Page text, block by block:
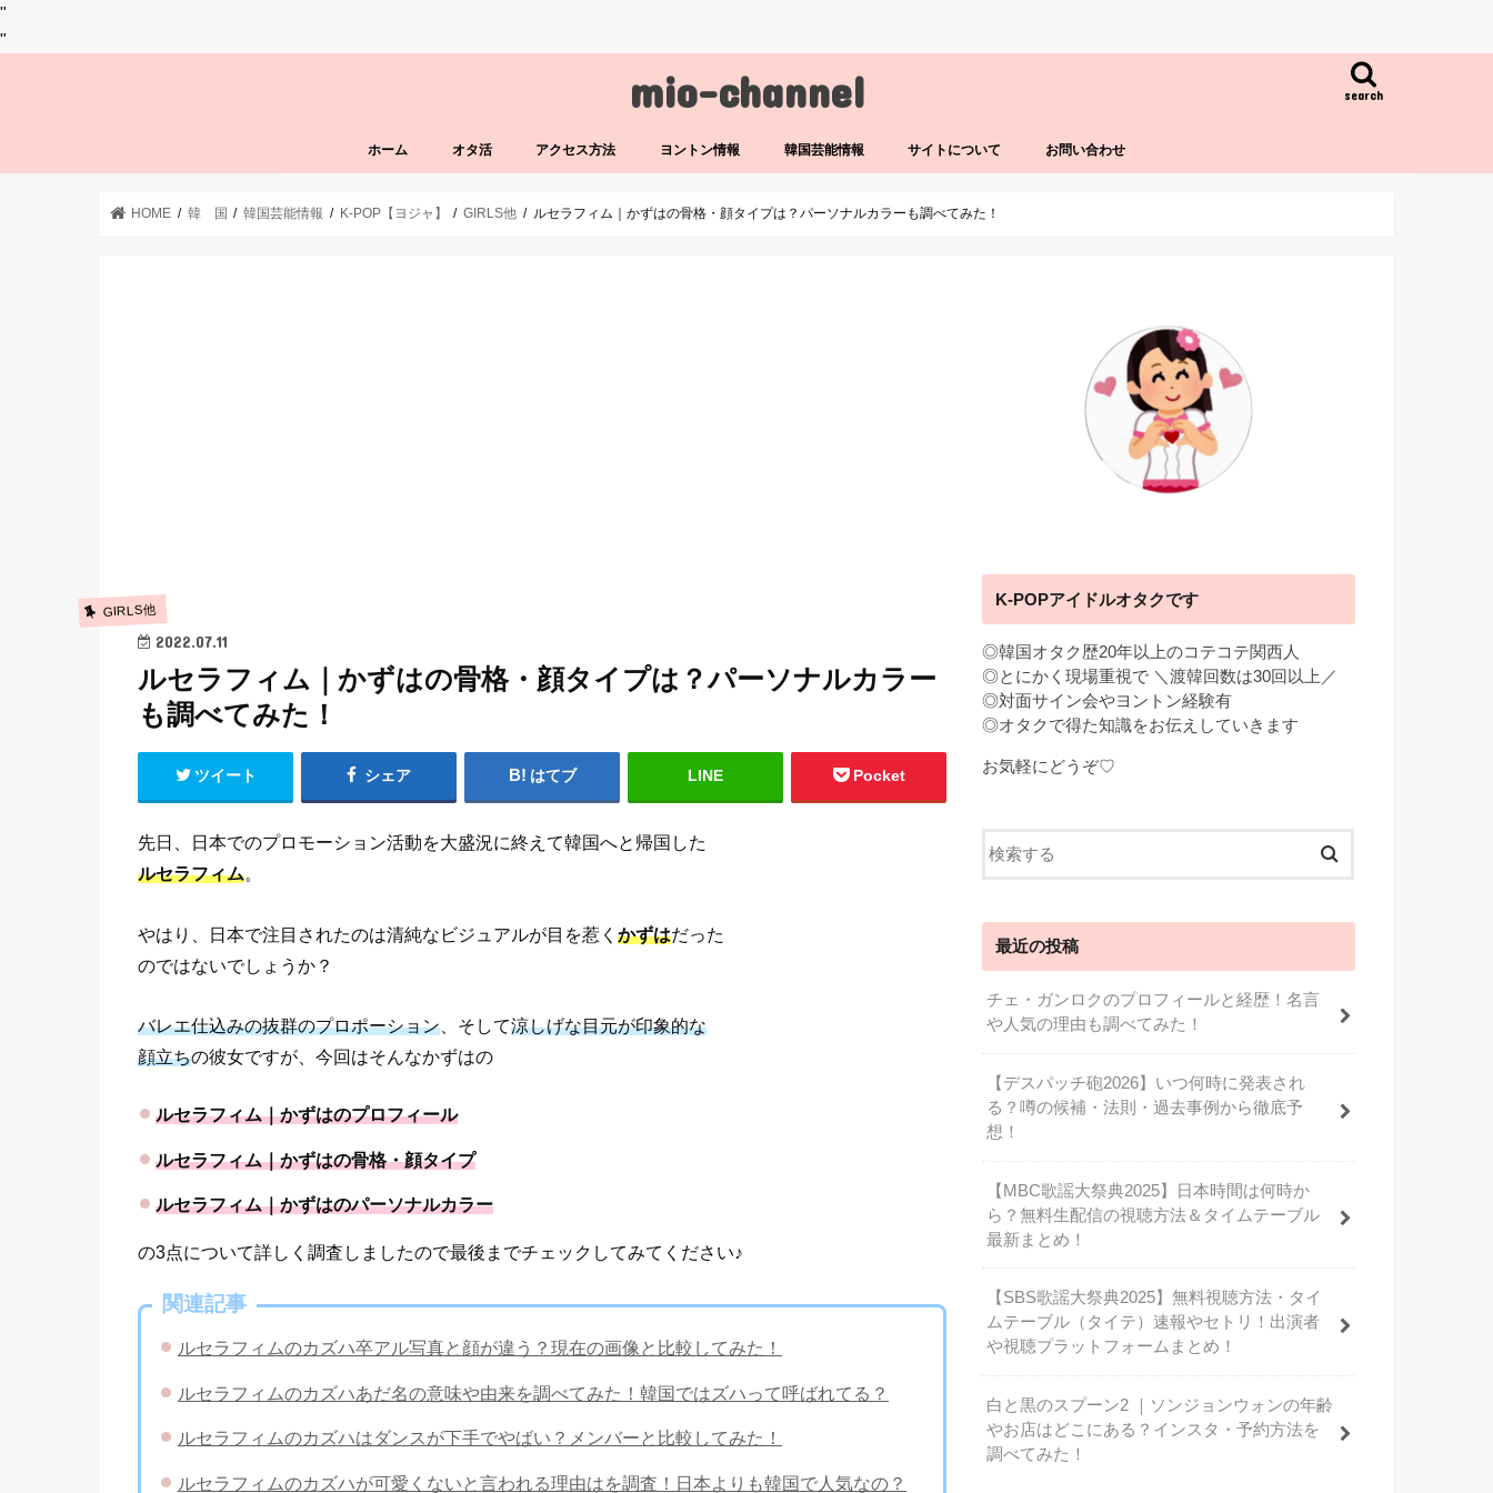
"
"
mio-channel search
ホーム オタ活 アクセス方法 ヨントン情報 韓国芸能情報 サイトについて お問い合わせ
HOME 韓 国 韓国芸能情報 K-POP【ヨジャ】 GIRLS他 ルセラフィム｜かずはの骨格・顔タイプは？パーソナルカラーも調べてみた！
GIRLS他
2022.07.11
ルセラフィム｜かずはの骨格・顔タイプは？パーソナルカラー
も調べてみた！
ツイート シェア はてブ LINE Pocket
先日、日本でのプロモーション活動を大盛況に終えて韓国へと帰国した
ルセラフィム。
やはり、日本で注目されたのは清純なビジュアルが目を惹く かずはだった
のではないでしょうか？
バレエ仕込みの抜群のプロポーション 、そして涼しげな目元が印象的な
顔立ちの彼女ですが、今回はそんなかずはの
ルセラフィム｜かずはのプロフィール
ルセラフィム｜かずはの骨格・顔タイプ
ルセラフィム｜かずはのパーソナルカラー
の3点について詳しく調査しましたので最後までチェックしてみてください♪
関連記事
ルセラフィムのカズハ卒アル写真と顔が違う？現在の画像と比較してみた！
ルセラフィムのカズハあだ名の意味や由来を調べてみた！韓国ではズハって呼ばれてる？
ルセラフィムのカズハはダンスが下手でやばい？メンバーと比較してみた！
ルセラフィムのカズハが可愛くないと言われる理由はを調査！日本よりも韓国で人気なの？
K-POPアイドルオタクです
◎韓国オタク歴20年以上のコテコテ関西人
◎とにかく現場重視で ＼渡韓回数は30回以上／
◎対面サイン会やヨントン経験有
◎オタクで得た知識をお伝えしていきます
お気軽にどうぞ♡
最近の投稿
チェ・ガンロクのプロフィールと経歴！名言
や人気の理由も調べてみた！
【デスパッチ砲2026】いつ何時に発表され
る？噂の候補・法則・過去事例から徹底予
想！
【MBC歌謡大祭典2025】日本時間は何時か
ら？無料生配信の視聴方法＆タイムテーブル
最新まとめ！
【SBS歌謡大祭典2025】無料視聴方法・タイ
ムテーブル（タイテ）速報やセトリ！出演者
や視聴プラットフォームまとめ！
白と黒のスプーン2 ｜ソンジョンウォンの年齢
やお店はどこにある？インスタ・予約方法を
調べてみた！